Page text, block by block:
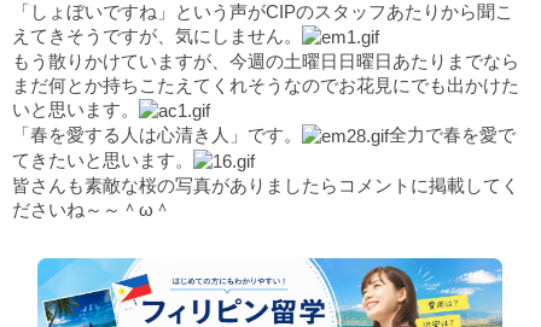
「しょぼいですね」という声がCIPのスタッフあたりから聞こ
えてきそうですが、気にしません。
もう散りかけていますが、今週の土曜日日曜日あたりまでなら
まだ何とか持ちこたえてくれそうなのでお花見にでも出かけた
いと思います。
「春を愛する人は心清き人」です。
全力で春を愛で
てきたいと思います。
皆さんも素敵な桜の写真がありましたらコメントに掲載してく
ださいね～～＾ω＾